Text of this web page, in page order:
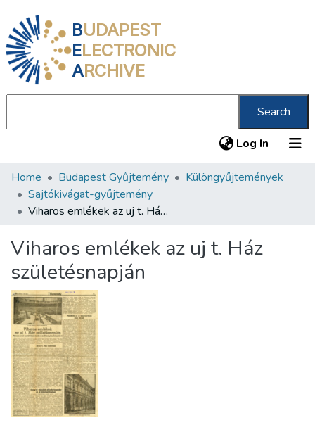
BUDAPEST
ELECTRONIC
ARCHIVE
Search
Log In (current)
Communities & Collections
All of DSpace
About us
Home Budapest Gyűjtemény
Különgyűjtemények
Sajtókivágat-gyűjtemény
Viharos emlékek az uj t. Ház születésnapján
Viharos emlékek az uj t. Ház
születésnapján